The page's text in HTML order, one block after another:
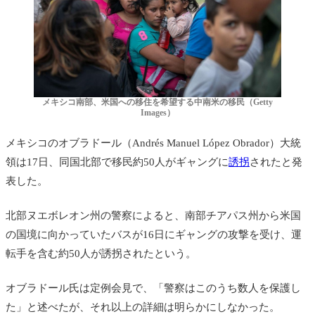
メキシコ南部、米国への移住を希望する中南米の移民（Getty
Images）
メキシコのオブラドール（Andrés Manuel López Obrador）大統
領は17日、同国北部で移民約50人がギャングに誘拐されたと発
表した。
北部ヌエボレオン州の警察によると、南部チアパス州から米国
の国境に向かっていたバスが16日にギャングの攻撃を受け、運
転手を含む約50人が誘拐されたという。
オブラドール氏は定例会見で、「警察はこのうち数人を保護し
た」と述べたが、それ以上の詳細は明らかにしなかった。